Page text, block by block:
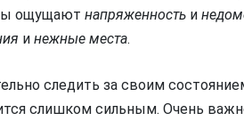
ощущают напряженность и
и нежные места.
следить за своим
слишком сильным. Очень